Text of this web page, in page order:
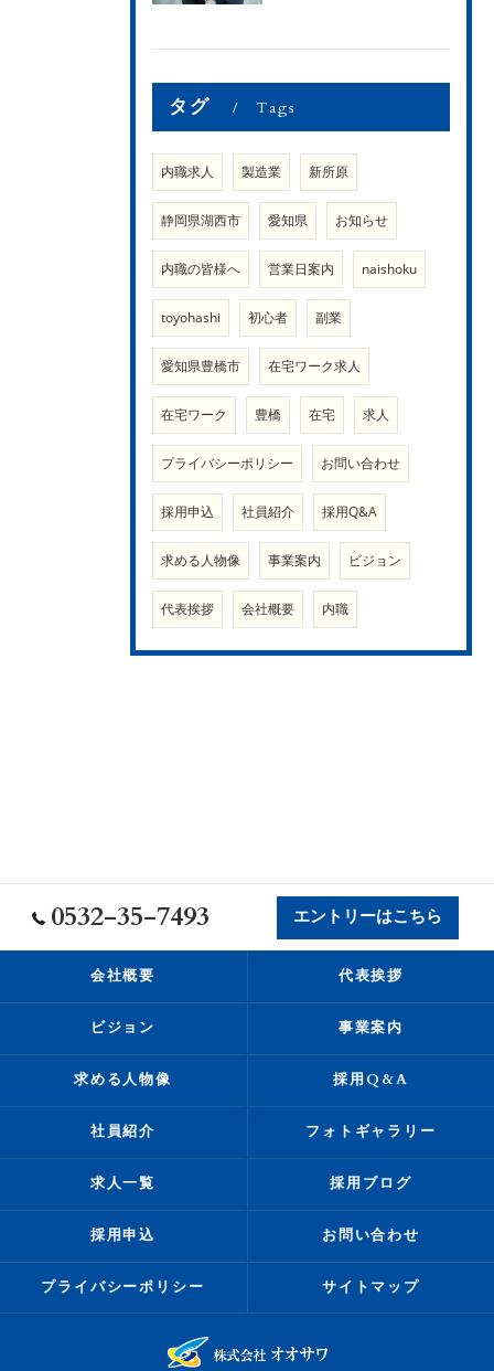
タグ Tags
内職求人 製造業 新所原
静岡県湖西市 愛知県 お知らせ
内職の皆様へ 営業日案内 naishoku
toyohashi 初心者 副業
愛知県豊橋市 在宅ワーク求人
在宅ワーク 豊橋 在宅 求人
プライバシーポリシー お問い合わせ
採用申込 社員紹介 採用Q&A
求める人物像 事業案内 ビジョン
代表挨拶 会社概要 内職
0532-35-7493 エントリーはこちら
会社概要 代表挨拶
ビジョン 事業案内
求める人物像 採用Q&A
社員紹介 フォトギャラリー
求人一覧 採用ブログ
採用申込 お問い合わせ
プライバシーポリシー サイトマップ